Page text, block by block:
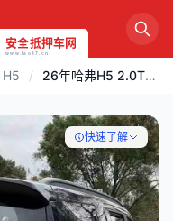
H5 / 26年哈弗H5 2.0T四驱高配
快速了解